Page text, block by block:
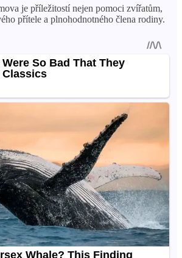
je příležitostí nejen pomoci zvířatům,
přítele a plnohodnotného člena rodiny.